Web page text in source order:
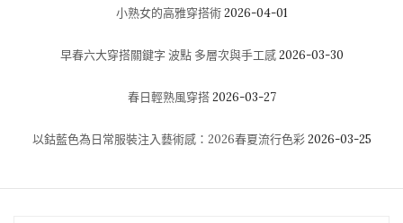
小熟女的高雅穿搭術 2026-04-01
早春六大穿搭關鍵字 波點 多層次與手工感 2026-03-30
春日輕熟風穿搭 2026-03-27
以鈷藍色為日常服裝注入藝術感：2026春夏流行色彩 2026-03-25